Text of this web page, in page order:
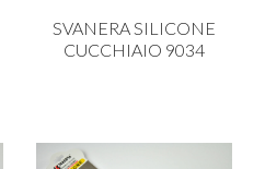
SVANERA SILICONE
CUCCHIAIO 9034